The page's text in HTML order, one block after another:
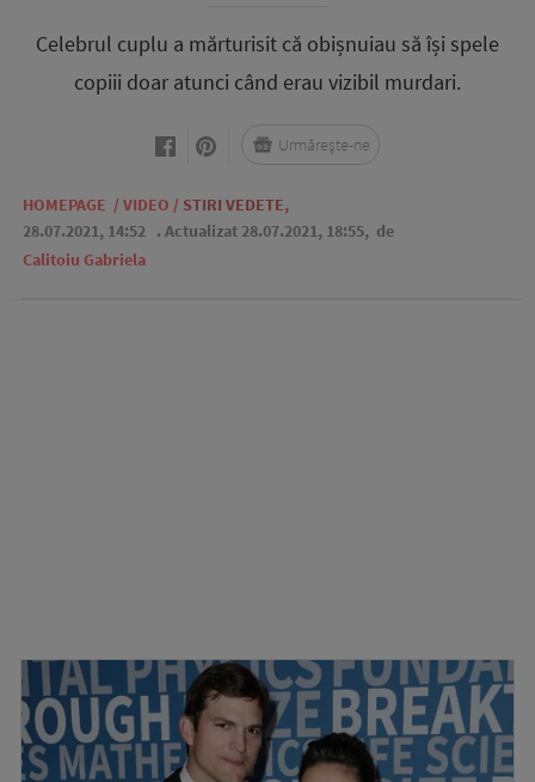
Celebrul cuplu a mărturisit că obișnuiau să își spele
copiii doar atunci când erau vizibil murdari.
HOMEPAGE / VIDEO / STIRI VEDETE,
28.07.2021, 14:52 . Actualizat 28.07.2021, 18:55, de
Calitoiu Gabriela
Urmărește-ne